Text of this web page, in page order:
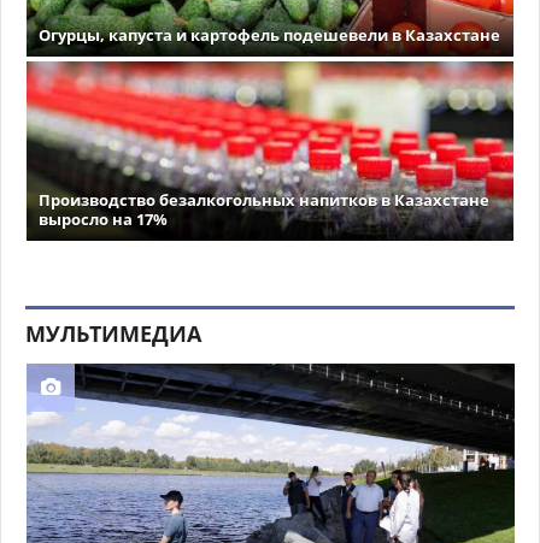
Огурцы, капуста и картофель подешевели в Казахстане
Производство безалкогольных напитков в Казахстане
выросло на 17%
МУЛЬТИМЕДИА